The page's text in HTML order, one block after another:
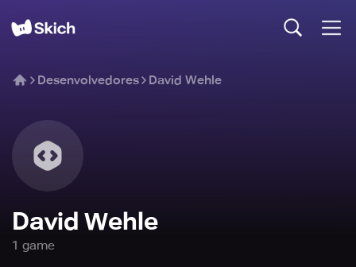
Desenvolvedores David Wehle
David Wehle
1 game